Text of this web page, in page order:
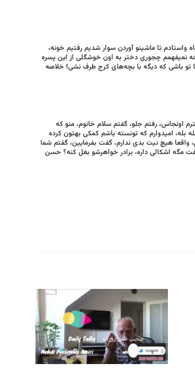
واستادم تا ماشینو آوردن سوار شدیم رفتیم خونه،
نمیفهمم چجوری دختر به اون خوشگلی‌ از این پسره
باشی‌ که دیگه با بچه‌های کرج طرف نشی! خلاصه
اونجاس، رفتم جلو، گفتم سلام خانوم، منو که
امیدوارم که تونسته باشم کمکی‌ بهتون کرده
واقعا هیچ نیت بدی ندارم، گفت بفرمایین، گفتم شما
مگه اشکالی داره، برادر خواهرشو بغل کنه؟ حسن